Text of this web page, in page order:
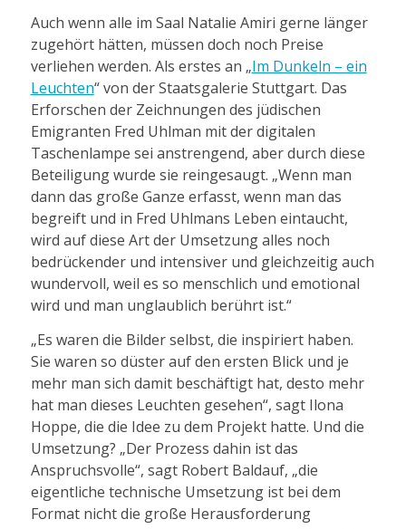
Auch wenn alle im Saal Natalie Amiri gerne länger
zugehört hätten, müssen doch noch Preise
verliehen werden. Als erstes an „Im Dunkeln – ein
Leuchten“ von der Staatsgalerie Stuttgart. Das
Erforschen der Zeichnungen des jüdischen
Emigranten Fred Uhlman mit der digitalen
Taschenlampe sei anstrengend, aber durch diese
Beteiligung wurde sie reingesaugt. „Wenn man
dann das große Ganze erfasst, wenn man das
begreift und in Fred Uhlmans Leben eintaucht,
wird auf diese Art der Umsetzung alles noch
bedrückender und intensiver und gleichzeitig auch
wundervoll, weil es so menschlich und emotional
wird und man unglaublich berührt ist.“
„Es waren die Bilder selbst, die inspiriert haben.
Sie waren so düster auf den ersten Blick und je
mehr man sich damit beschäftigt hat, desto mehr
hat man dieses Leuchten gesehen“, sagt Ilona
Hoppe, die die Idee zu dem Projekt hatte. Und die
Umsetzung? „Der Prozess dahin ist das
Anspruchsvolle“, sagt Robert Baldauf, „die
eigentliche technische Umsetzung ist bei dem
Format nicht die große Herausforderung